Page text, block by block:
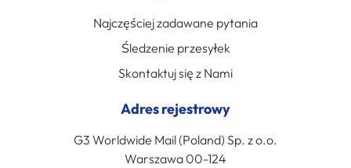
Najczęściej zadawane pytania
Śledzenie przesyłek
Skontaktuj się z Nami
Adres rejestrowy
G3 Worldwide Mail (Poland) Sp. z o.o.
Warszawa 00-124